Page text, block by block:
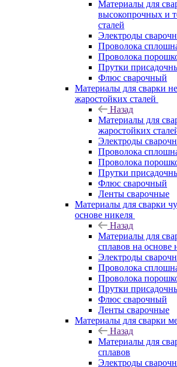
Материалы для
высокопрочных и
сталей
Электроды
Проволока
Проволока
Прутки
Флюс сварочный
Материалы для сварки
жаростойких сталей
Назад
Материалы для
жаростойких
Электроды
Проволока
Проволока
Прутки
Флюс сварочный
Ленты сварочные
Материалы для сварки
основе никеля
Назад
Материалы для
сплавов на основе
Электроды
Проволока
Проволока
Прутки
Флюс сварочный
Ленты сварочные
Материалы для сварки
Назад
Материалы для
сплавов
Электроды